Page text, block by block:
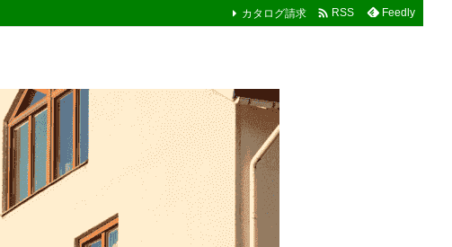
カタログ請求  RSS Feedly